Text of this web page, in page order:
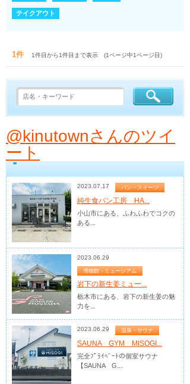
テイクアウト
1件 1件目から1件目まで表示 (1ページ中1ページ目)
@kinutownさんのツイ
ート
2023.07.17 パン・スイーツ
純生食パン工房 HA...
小山市にある、ふわふわでコクの
ある...
2023.06.29
博物館・ミュージアム
岩下の新生姜ミュー...
栃木市にある、岩下の新生姜の魅
力を...
2023.06.29 温泉・サウナ
SAUNA GYM MISOGI...
完全ﾌﾟﾗｲﾍﾞｰﾄの個室サウナ
【SAUNA G...